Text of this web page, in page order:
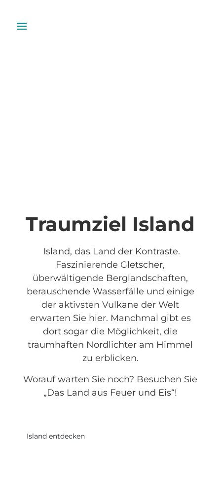
Traumziel Island
Island, das Land der Kontraste.
Faszinierende Gletscher,
überwältigende Berglandschaften,
berauschende Wasserfälle und einige
der aktivsten Vulkane der Welt
erwarten Sie hier. Manchmal gibt es
dort sogar die Möglichkeit, die
traumhaften Nordlichter am Himmel
zu erblicken.
Worauf warten Sie noch? Besuchen Sie
„Das Land aus Feuer und Eis“!
Island entdecken